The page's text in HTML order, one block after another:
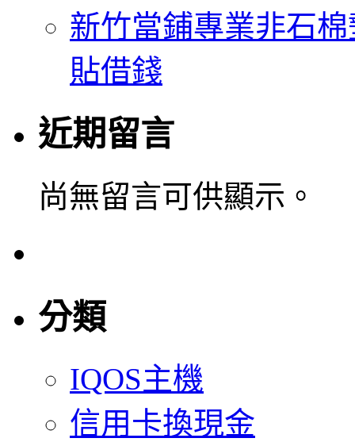
新竹當鋪專業非石
貼借錢
近期留言
尚無留言可供顯示。
分類
IQOS主機
信用卡換現金